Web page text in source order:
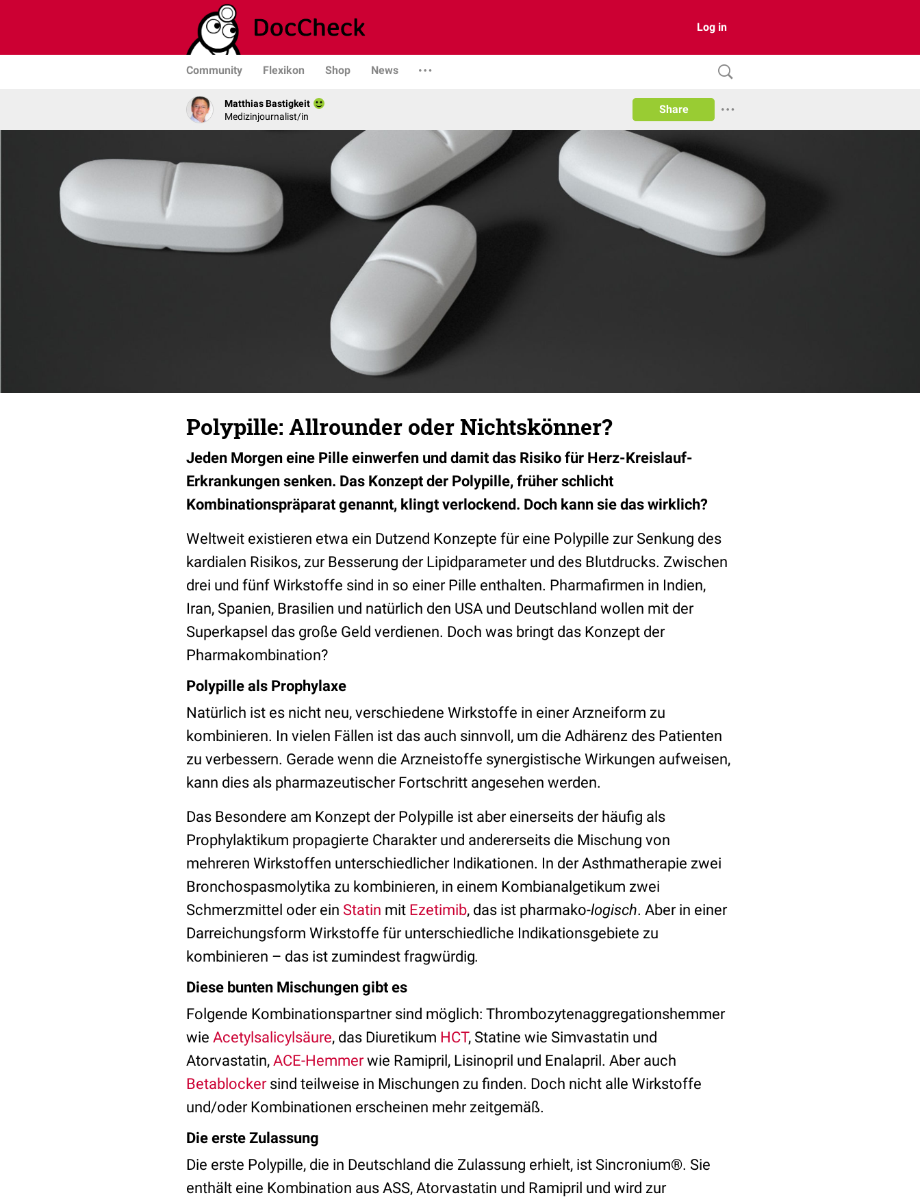
Log in
Community Flexikon Shop News
Matthias Bastigkeit
Medizinjournalist/in
Share
Polypille: Allrounder oder Nichtskönner?
Jeden Morgen eine Pille einwerfen und damit das Risiko für Herz-Kreislauf-
Erkrankungen senken. Das Konzept der Polypille, früher schlicht
Kombinationspräparat genannt, klingt verlockend. Doch kann sie das wirklich?
Weltweit existieren etwa ein Dutzend Konzepte für eine Polypille zur Senkung des
kardialen Risikos, zur Besserung der Lipidparameter und des Blutdrucks. Zwischen
drei und fünf Wirkstoffe sind in so einer Pille enthalten. Pharmafirmen in Indien,
Iran, Spanien, Brasilien und natürlich den USA und Deutschland wollen mit der
Superkapsel das große Geld verdienen. Doch was bringt das Konzept der
Pharmakombination?
Polypille als Prophylaxe
Natürlich ist es nicht neu, verschiedene Wirkstoffe in einer Arzneiform zu
kombinieren. In vielen Fällen ist das auch sinnvoll, um die Adhärenz des Patienten
zu verbessern. Gerade wenn die Arzneistoffe synergistische Wirkungen aufweisen,
kann dies als pharmazeutischer Fortschritt angesehen werden.
Das Besondere am Konzept der Polypille ist aber einerseits der häufig als
Prophylaktikum propagierte Charakter und andererseits die Mischung von
mehreren Wirkstoffen unterschiedlicher Indikationen. In der Asthmatherapie zwei
Bronchospasmolytika zu kombinieren, in einem Kombianalgetikum zwei
Schmerzmittel oder ein Statin mit Ezetimib, das ist pharmako-logisch. Aber in einer
Darreichungsform Wirkstoffe für unterschiedliche Indikationsgebiete zu
kombinieren – das ist zumindest fragwürdig.
Diese bunten Mischungen gibt es
Folgende Kombinationspartner sind möglich: Thrombozytenaggregationshemmer
wie Acetylsalicylsäure, das Diuretikum HCT, Statine wie Simvastatin und
Atorvastatin, ACE-Hemmerwie Ramipril, Lisinopril und Enalapril. Aber auch
Betablockersind teilweise in Mischungen zu finden. Doch nicht alle Wirkstoffe
und/oder Kombinationen erscheinen mehr zeitgemäß.
Die erste Zulassung
Die erste Polypille, die in Deutschland die Zulassung erhielt, ist Sincronium®. Sie
enthält eine Kombination aus ASS, Atorvastatin und Ramipril und wird zur